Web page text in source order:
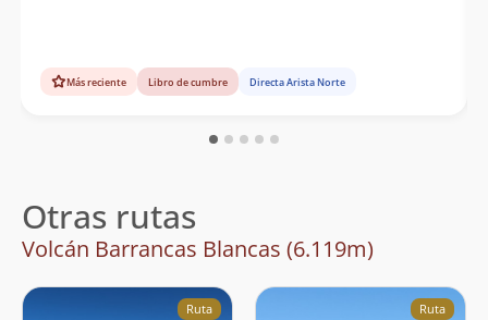
Más reciente Libro de cumbre Directa Arista Norte
Otras rutas
Volcán Barrancas Blancas (6.119m)
Ruta Ruta